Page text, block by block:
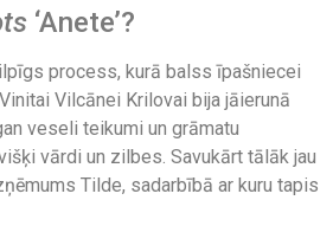
‘Anete’?
process, kurā balss īpašniecei
Vilcānei Krilovai bija jāierunā
veseli teikumi un grāmatu
vārdi un zilbes. Savukārt tālāk jau
Tilde, sadarbībā ar kuru tapis